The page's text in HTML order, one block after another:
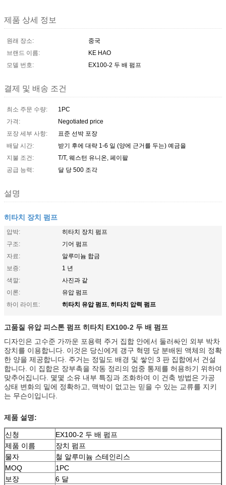
제품 상세 정보
원래 장소:
중국
브랜드 이름:
KE HAO
모델 번호:
EX100-2 두 배 펌프
결제 및 배송 조건
최소 주문 수량:
1PC
가격:
Negotiated price
포장 세부 사항:
표준 선박 포장
배달 시간:
받기 후에 대략 1-6 일 (양에 근거를 두는) 예금을
지불 조건:
T/T, 웨스턴 유니온, 페이팔
공급 능력:
달 당 500 조각
설명
히타치 장치 펌프
압박:
히타치 장치 펌프
구조:
기어 펌프
자료:
알루미늄 합금
보증:
1 년
색깔:
사진과 같
이론:
유압 펌프
하이 라이트:
히타치 유압 펌프, 히타치 압력 펌프
고품질 유압 피스톤 펌프 히타치 EX100-2 두 배 펌프
디자인은 고수준 가까운 포용력 주거 집합 안에서 둘러싸인 외부 박차
장치를 이용합니다. 이것은 당신에게 갱구 혁명 당 분배된 액체의 정확
한 양을 제공합니다. 주거는 정밀도 배경 및 쌓인 3 판 집합에서 건설
합니다. 이 집합은 장부촉을 작동 정리의 엄중 통제를 허용하기 위하여
맞추어집니다. 몇몇 소유 내부 특징과 조화하여 이 건축 방법은 가공
상태 변화의 밑에 정확하고, 맥박이 없고는 믿을 수 있는 교류를 지키
는 무슨이입니다.
제품 설명:
신청
EX100-2 두 배 펌프
제품 이름
장치 펌프
물자
철 알루미늄 스테인리스
MOQ
1PC
보장
6 달